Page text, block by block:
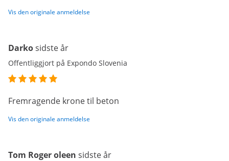
Vis den originale anmeldelse
Darkosidste år
Offentliggjort på Expondo Slovenia
Fremragende krone til beton
Vis den originale anmeldelse
Tom Roger oleen sidste år